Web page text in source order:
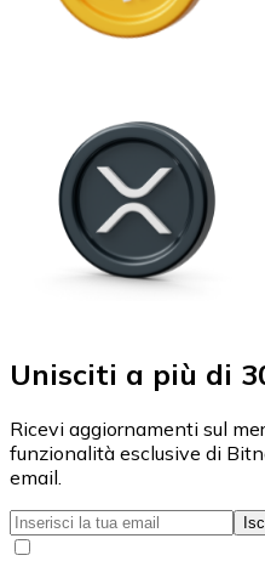
Unisciti a più di
Ricevi aggiornamenti sul
funzionalità esclusive di
email.